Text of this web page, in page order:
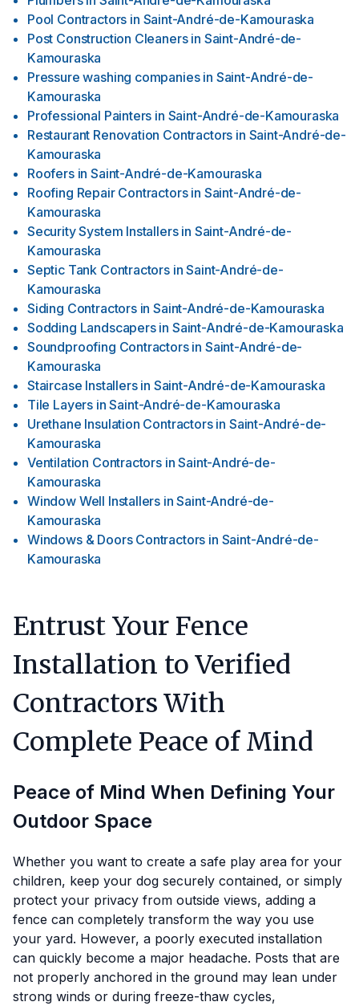
Pool Contractors in Saint-André-de-Kamouraska
Post Construction Cleaners in Saint-André-de-
Kamouraska
Pressure washing companies in Saint-André-de-
Kamouraska
Professional Painters in Saint-André-de-Kamouraska
Restaurant Renovation Contractors in Saint-André-de-
Kamouraska
Roofers in Saint-André-de-Kamouraska
Roofing Repair Contractors in Saint-André-de-
Kamouraska
Security System Installers in Saint-André-de-
Kamouraska
Septic Tank Contractors in Saint-André-de-
Kamouraska
Siding Contractors in Saint-André-de-Kamouraska
Sodding Landscapers in Saint-André-de-Kamouraska
Soundproofing Contractors in Saint-André-de-
Kamouraska
Staircase Installers in Saint-André-de-Kamouraska
Tile Layers in Saint-André-de-Kamouraska
Urethane Insulation Contractors in Saint-André-de-
Kamouraska
Ventilation Contractors in Saint-André-de-
Kamouraska
Window Well Installers in Saint-André-de-
Kamouraska
Windows & Doors Contractors in Saint-André-de-
Kamouraska
Entrust Your Fence
Installation to Verified
Contractors With
Complete Peace of Mind
Peace of Mind When Defining Your
Outdoor Space
Whether you want to create a safe play area for your
children, keep your dog securely contained, or simply
protect your privacy from outside views, adding a
fence can completely transform the way you use
your yard. However, a poorly executed installation
can quickly become a major headache. Posts that are
not properly anchored in the ground may lean under
strong winds or during freeze-thaw cycles,